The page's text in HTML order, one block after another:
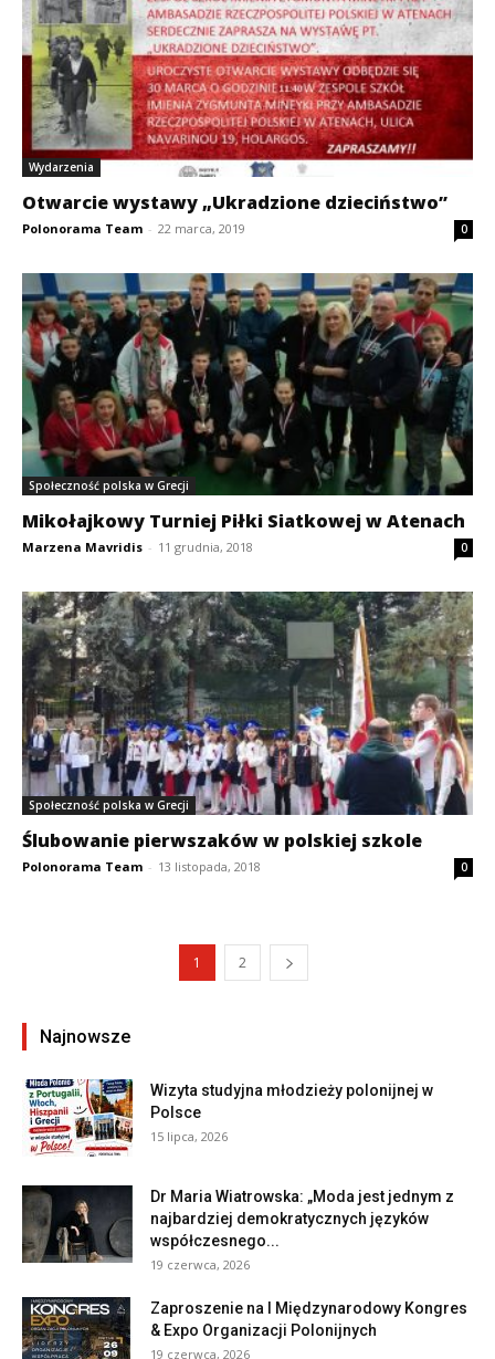
Wydarzenia
Otwarcie wystawy „Ukradzione dzieciństwo”
Polonorama Team - 22 marca, 2019 0
Społeczność polska w Grecji
Mikołajkowy Turniej Piłki Siatkowej w Atenach
Marzena Mavridis - 11 grudnia, 2018 0
Społeczność polska w Grecji
Ślubowanie pierwszaków w polskiej szkole
Polonorama Team - 13 listopada, 2018 0
1 2
Najnowsze
Wizyta studyjna młodzieży polonijnej w
Polsce
15 lipca, 2026
Dr Maria Wiatrowska: „Moda jest jednym z
najbardziej demokratycznych języków
współczesnego...
19 czerwca, 2026
Zaproszenie na I Międzynarodowy Kongres
& Expo Organizacji Polonijnych
19 czerwca, 2026